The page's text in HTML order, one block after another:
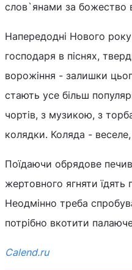
слов`янами за божество
Напередодні Нового
господаря в піснях,
ворожіння - залишки
стають усе більш
чортів, з музикою, з
колядки. Коляда -
Поїдаючи обрядове
жертовного ягняти їдять
Неодмінно треба
потрібно вкотити
Сalend.ru